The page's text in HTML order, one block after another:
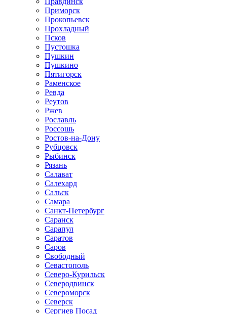
Приморск
Прокопьевск
Прохладный
Псков
Пустошка
Пушкин
Пушкино
Пятигорск
Раменское
Ревда
Реутов
Ржев
Рославль
Россошь
Ростов-на-Дону
Рубцовск
Рыбинск
Рязань
Салават
Салехард
Сальск
Самара
Санкт-Петербург
Саранск
Сарапул
Саратов
Саров
Свободный
Севастополь
Северо-Курильск
Северодвинск
Североморск
Северск
Сергиев Посад